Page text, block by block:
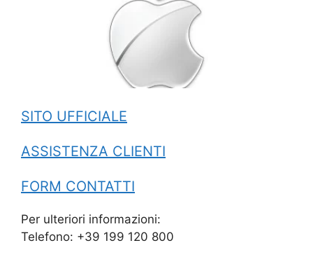
SITO UFFICIALE
ASSISTENZA CLIENTI
FORM CONTATTI
Per ulteriori informazioni:
Telefono: +39 199 120 800